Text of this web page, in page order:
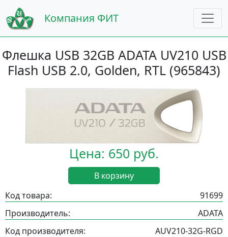
Компания ФИТ
Флешка USB 32GB ADATA UV210 USB
Flash USB 2.0, Golden, RTL (965843)
Цена: 650 руб.
В корзину
Код товара:
91699
Производитель:
ADATA
Код производителя:
AUV210-32G-RGD